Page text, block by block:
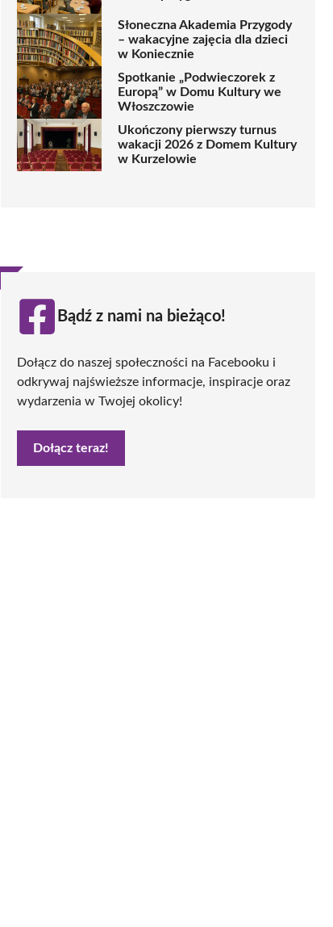
Słoneczna Akademia Przygody
– wakacyjne zajęcia dla dzieci
w Koniecznie
Spotkanie „Podwieczorek z
Europą” w Domu Kultury we
Włoszczowie
Ukończony pierwszy turnus
wakacji 2026 z Domem Kultury
w Kurzelowie
Bądź z nami na bieżąco!
Dołącz do naszej społeczności na Facebooku i
odkrywaj najświeższe informacje, inspiracje oraz
wydarzenia w Twojej okolicy!
Dołącz teraz!